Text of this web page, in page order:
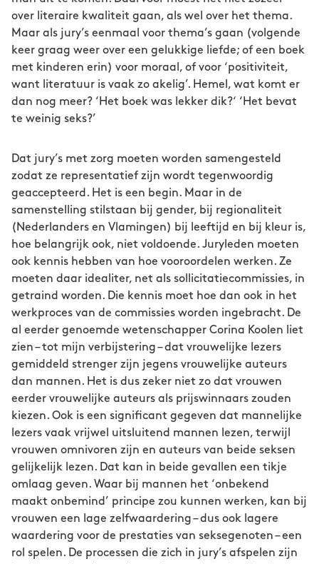
over literaire kwaliteit gaan, als wel over het thema.
Maar als jury’s eenmaal voor thema’s gaan (volgende
keer graag weer over een gelukkige liefde; of een boek
met kinderen erin) voor moraal, of voor ‘positiviteit,
want literatuur is vaak zo akelig’. Hemel, wat komt er
dan nog meer? ‘Het boek was lekker dik?‘ ‘Het bevat
te weinig seks?’
Dat jury’s met zorg moeten worden samengesteld
zodat ze representatief zijn wordt tegenwoordig
geaccepteerd. Het is een begin. Maar in de
samenstelling stilstaan bij gender, bij regionaliteit
(Nederlanders en Vlamingen) bij leeftijd en bij kleur is,
hoe belangrijk ook, niet voldoende. Juryleden moeten
ook kennis hebben van hoe vooroordelen werken. Ze
moeten daar idealiter, net als sollicitatiecommissies, in
getraind worden. Die kennis moet hoe dan ook in het
werkproces van de commissies worden ingebracht. De
al eerder genoemde wetenschapper Corina Koolen liet
zien – tot mijn verbijstering – dat vrouwelijke lezers
gemiddeld strenger zijn jegens vrouwelijke auteurs
dan mannen. Het is dus zeker niet zo dat vrouwen
eerder vrouwelijke auteurs als prijswinnaars zouden
kiezen. Ook is een significant gegeven dat mannelijke
lezers vaak vrijwel uitsluitend mannen lezen, terwijl
vrouwen omnivoren zijn en auteurs van beide seksen
gelijkelijk lezen. Dat kan in beide gevallen een tikje
omlaag geven. Waar bij mannen het ‘onbekend
maakt onbemind’ principe zou kunnen werken, kan bij
vrouwen een lage zelfwaardering – dus ook lagere
waardering voor de prestaties van seksegenoten – een
rol spelen. De processen die zich in jury’s afspelen zijn